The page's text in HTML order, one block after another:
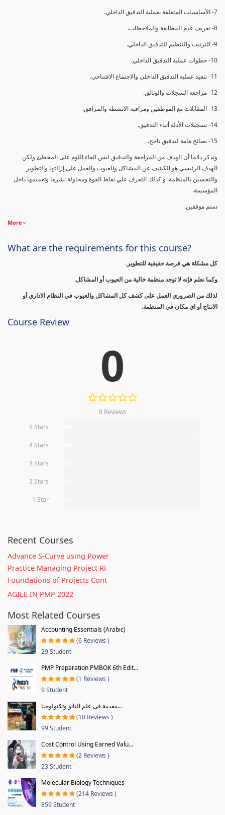
7- الأساسيات المتعلقة بعملية التدقيق الداخلي.
8- تعريف عدم المطابقة والملاحظات.
9- الترتيب والتنظيم للتدقيق الداخلي.
10- خطوات عملية التدقيق الداخلي.
11- تنفيذ عملية التدقيق الداخلي والاجتماع الافتتاحي.
12- مراجعة السجلات والوثائق.
13- المقابلات مع الموظفين ومراقبة الانشطة والمرافق.
14- تسجيلات الأدلة أثناء التدقيق.
15- نصائح هامة لتدقيق ناجح.
وتذكر دائما أن الهدف من المراجعة والتدقيق ليس القاء اللوم على المخطئ ولكن
الهدف الرئيسي هو الكشف عن المشاكل والعيوب والعمل على إزالتها والتطوير
والتحسين بالمنظمة. و كذلك التعرف علي نقاط القوة ومحاولة نشرها وتعميمها داخل
المؤسسة.
دمتم موفقين.
More
What are the requirements for this course?
كل مشكلة هي فرصة حقيقية للتطوير.
وكما نعلم فإنه لا توجد منظمة خالية من العيوب أو المشاكل.
لذلك من الضروري العمل على كشف كل المشاكل والعيوب في النظام الاداري أو
الانتاج أو اي مكان في المنظمة.
Course Review
0
0 Reviews
5 Stars
4 Stars
3 Stars
2 Stars
1 Star
Recent Courses
Advance S-Curve using Power
Practice Managing Project Ri
Foundations of Projects Cont
AGILE IN PMP 2022
Most Related Courses
Accounting Essentials (Arabic)
(6 Reviews )
29 Student
PMP Preparation PMBOK 6th Edit...
(1 Reviews )
9 Student
مقدمة فى علم النانو وتكنولوجيا...
(10 Reviews )
99 Student
Cost Control Using Earned Valu...
(2 Reviews )
23 Student
Molecular Biology Techniques
(214 Reviews )
859 Student